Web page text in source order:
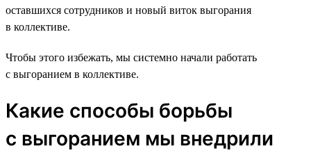
оставшихся сотрудников и новый виток выгорания
в коллективе.
Чтобы этого избежать, мы системно начали работать
с выгоранием в коллективе.
Какие способы борьбы
с выгоранием мы внедрили